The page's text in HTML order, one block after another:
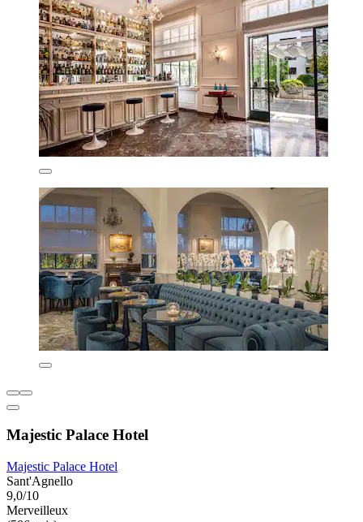
Majestic Palace Hotel
Majestic Palace Hotel
Sant'Agnello
9,0/10
Merveilleux